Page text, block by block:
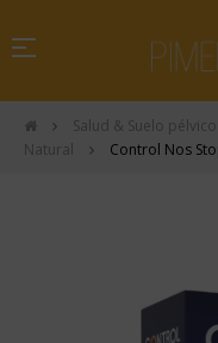
Navegación
palanca
☰
Salud & Suelo pélvico
Natural
Control Nos